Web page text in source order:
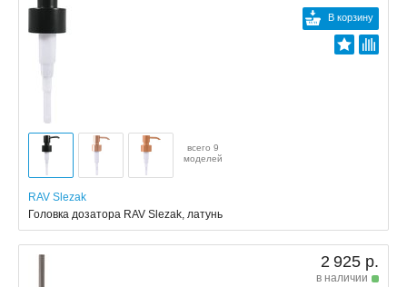
В корзину
всего 9
моделей
RAV Slezak
Головка дозатора RAV Slezak, латунь
2 925 р.
в наличии